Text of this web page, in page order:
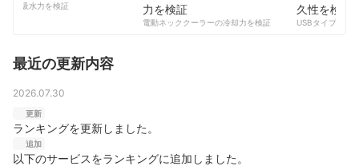
コンテンツ制作チームのプロフィール
の吸水力を検証
電動ネッククーラーの冷却力を検証
USBタイプCケー
最近の更新内容
2026.07.30
更新
ランキングを更新しました。
追加
以下のサービスをランキングに追加しました。